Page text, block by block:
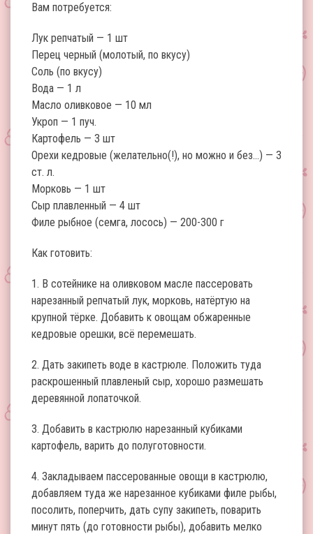
Вам потребуется:
Лук репчатый — 1 шт
Перец черный (молотый, по вкусу)
Соль (по вкусу)
Вода — 1 л
Масло оливковое — 10 мл
Укроп — 1 пуч.
Картофель — 3 шт
Орехи кедровые (желательно(!), но можно и без…) — 3
ст. л.
Морковь — 1 шт
Сыр плавленный — 4 шт
Филе рыбное (семга, лосось) — 200-300 г
Как готовить:
1. В сотейнике на оливковом масле пассеровать
нарезанный репчатый лук, морковь, натёртую на
крупной тёрке. Добавить к овощам обжаренные
кедровые орешки, всё перемешать.
2. Дать закипеть воде в кастрюле. Положить туда
раскрошенный плавленый сыр, хорошо размешать
деревянной лопаточкой.
3. Добавить в кастрюлю нарезанный кубиками
картофель, варить до полуготовности.
4. Закладываем пассерованные овощи в кастрюлю,
добавляем туда же нарезанное кубиками филе рыбы,
посолить, поперчить, дать супу закипеть, поварить
минут пять (до готовности рыбы), добавить мелко